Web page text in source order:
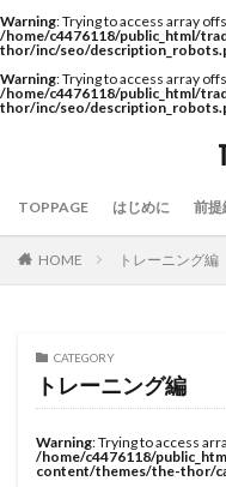
Warning: Trying to access array
/home/c4476118/public_html/
thor/inc/seo/
Warning: Trying to access array
/home/c4476118/public_html/
thor/inc/seo/
TOPPAGE はじめに 前提
HOME トレーニング編
CATEGORY
トレーニング編
Warning: Trying to access
/home/c4476118/
content/themes/the-thor/